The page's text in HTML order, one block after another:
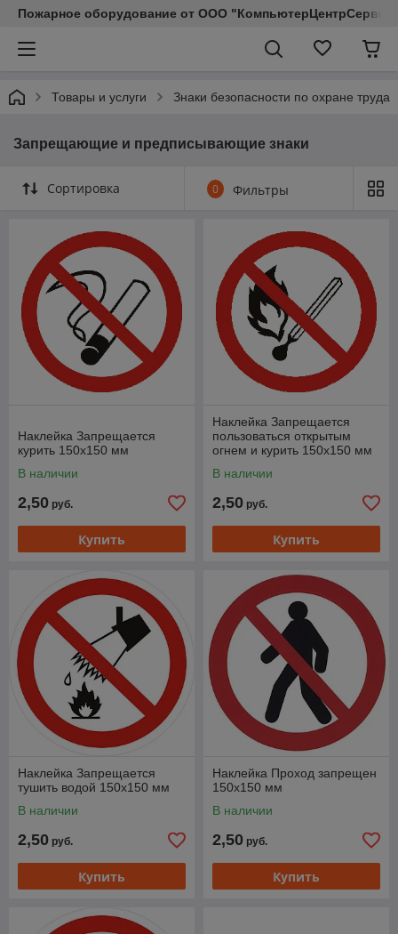
Пожарное оборудование от ООО "КомпьютерЦентрСервис
Товары и услуги Знаки безопасности по охране труда
Запрещающие и предписывающие знаки
Сортировка 0 Фильтры
Наклейка Запрещается
курить 150х150 мм
В наличии
2,50 руб.
Купить
Наклейка Запрещается
пользоваться открытым
огнем и курить 150х150 мм
В наличии
2,50 руб.
Купить
Наклейка Запрещается
тушить водой 150х150 мм
В наличии
2,50 руб.
Купить
Наклейка Проход запрещен
150х150 мм
В наличии
2,50 руб.
Купить